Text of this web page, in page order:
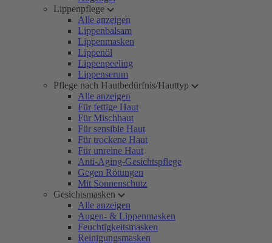
Lippenpflege
Alle anzeigen
Lippenbalsam
Lippenmasken
Lippenöl
Lippenpeeling
Lippenserum
Pflege nach Hautbedürfnis/Hauttyp
Alle anzeigen
Für fettige Haut
Für Mischhaut
Für sensible Haut
Für trockene Haut
Für unreine Haut
Anti-Aging-Gesichtspflege
Gegen Rötungen
Mit Sonnenschutz
Gesichtsmasken
Alle anzeigen
Augen- & Lippenmasken
Feuchtigkeitsmasken
Reinigungsmasken